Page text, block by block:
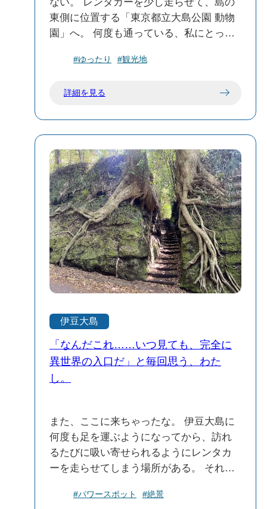
はここでおやつ休憩でホッと一息🌟スタ
ッフおすすめは“羽根付たい焼き”大納言つ
ぶあんをいただきました😻 ⑥岡田港 安海
に登場する港である。元町港と共に島の
点となっている。リニューアルされて間
ら先毎週放送されるアニメ『これ描いて
死ね』を見るのがより一層楽しみになり
ました。 是非皆さんも聖地巡りしてみて
ください。
ットだと思いました。次はキャンプとセ
ットで訪れたい場所のひとつです！
ない。 レンタカーを少し走らせて、島の
東側に位置する「東京都立大島公園 動物
園」へ。 何度も通っている、私にとって
は、都会にあるような一般的な動物園と
れば、そこは火山の島・大島。 ゴツゴツ
に閉じ込められているというよりは、島
の自然に彼らが溶け込んでいるような、
地球の息吹を感じる空間なのだ。 私のこ
こでの一番のお目当ては、日本屈指のス
ケールを誇る巨大な「フライングケー
ジ」。 「フライングケージ」 約
53m×42m、高さは13mという圧倒的な大
きさを誇る巨大な鳥かご。 その中に池や
湿地帯、丘陵地帯など、自然の地形がそ
をくぐると、そこはもう完全に鳥たちの
王国だ。 見上げれば、15種もの色とりど
りの鳥たちが自由に空を舞っている。 水
面をすいすいと泳ぐカモやオシドリ、運
が良ければ、日本の天然記念物に指定さ
らに、鳥たちの足元にはワラビーやカピ
バラがコトコトと歩いていて、とにかく
見どころが盛りだくさんだ。 けれど、私
の視線はいつも、ある一角に完全に釘付
フラミンゴ」のゾーンだ。 気づけばいつ
#ゆったり #観光地
詳細を見る
伊豆大島
「なんだこれ……いつ見ても、完全に
異世界の入口だ」と毎回思う、わた
し。
また、ここに来ちゃったな。 伊豆大島に
何度も足を運ぶようになってから、訪れ
るたびに吸い寄せられるようにレンタカ
ーを走らせてしまう場所がある。 それ
田港から3km弱。旧道へと車を進め、「高
#パワースポット #絶景